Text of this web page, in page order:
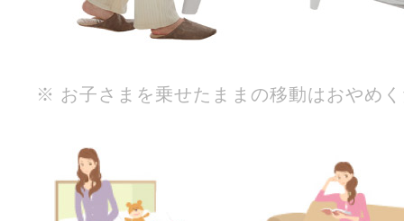
※ お子さまを乗せたままの移動はおやめ